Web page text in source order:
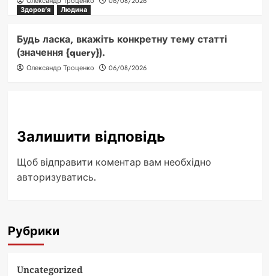
Здоров'я
Людина
Будь ласка, вкажіть конкретну тему статті
(значення {query}).
Олександр Троценко 06/08/2026
Залишити відповідь
Щоб відправити коментар вам необхідно
авторизуватись.
Рубрики
Uncategorized